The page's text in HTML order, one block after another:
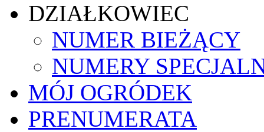
DZIAŁKOWIEC
NUMER BIEŻĄCY
NUMERY
MÓJ OGRÓDEK
PRENUMERATA